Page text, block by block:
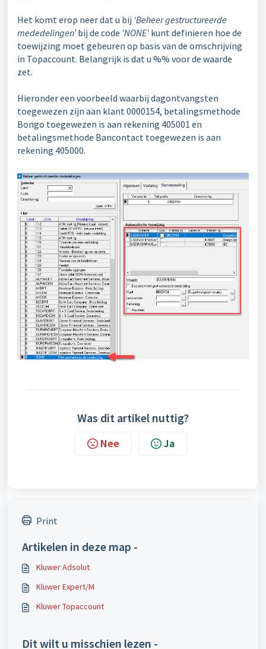
Het komt erop neer dat u bij ‘Beheer gestructureerde
mededelingen’ bij de code 'NONE' kunt definieren hoe de
toewijzing moet gebeuren op basis van de omschrijving
in Topaccount. Belangrijk is dat u %% voor de waarde
zet.
Hieronder een voorbeeld waarbij dagontvangsten
toegewezen zijn aan klant 0000154, betalingsmethode
Bongo toegewezen is aan rekening 405001 en
betalingsmethode Bancontact toegewezen is aan
rekening 405000.
Was dit artikel nuttig?
Nee Ja
Print
Artikelen in deze map -
Kluwer Adsolut
Kluwer Expert/M
Kluwer Topaccount
Dit wilt u misschien lezen -